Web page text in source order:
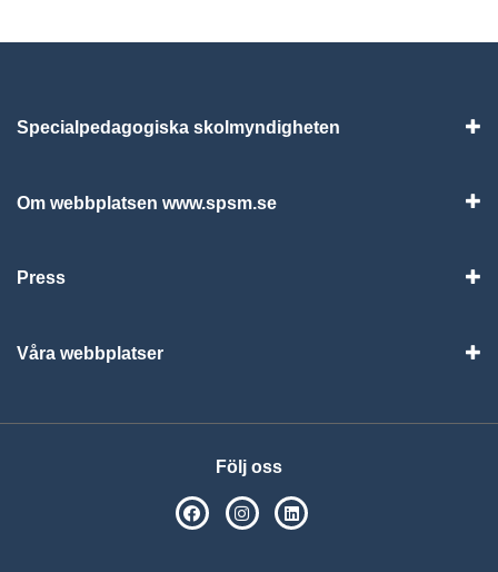
Specialpedagogiska skolmyndigheten
Om webbplatsen www.spsm.se
Press
Våra webbplatser
Följ oss
SPSM på Facebook
SPSM på Instagram